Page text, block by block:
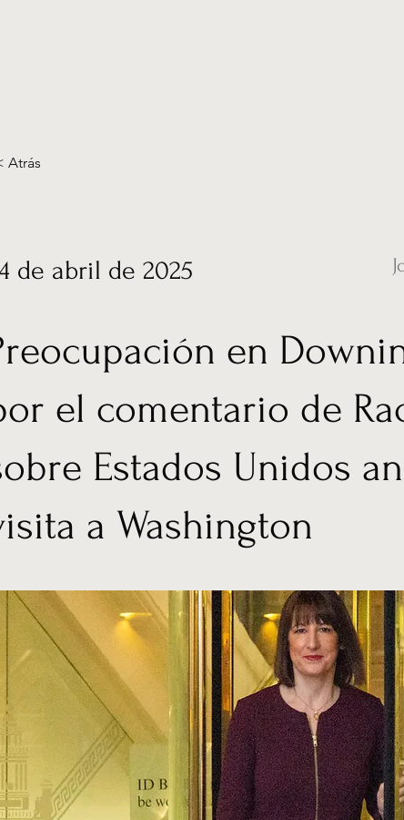
Atrás
de abril de 2025
en
el comentario de
Estados Unidos
a Washington